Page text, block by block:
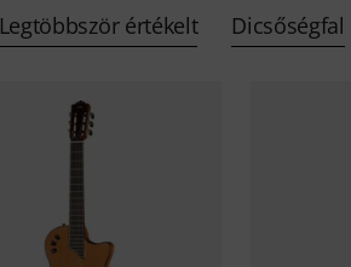
Legtöbbször értékelt Dicsőségfal